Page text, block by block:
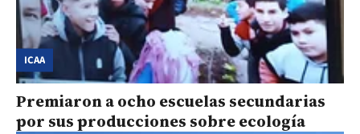
ICAA
Premiaron a ocho escuelas secundarias
por sus producciones sobre ecología